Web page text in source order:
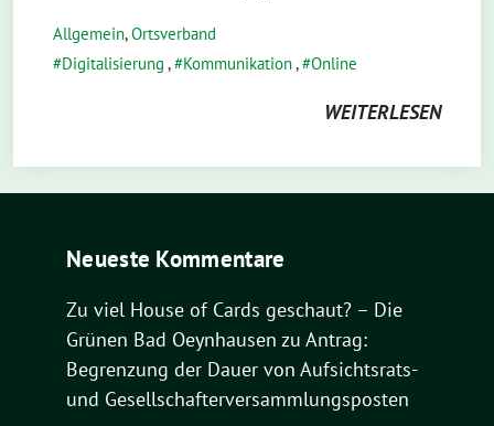
Allgemein,Ortsverband
Digitalisierung , Kommunikation, Online
WEITERLESEN
Neueste Kommentare
Zu viel House of Cards geschaut? – Die
Grünen Bad Oeynhausen zu Antrag:
Begrenzung der Dauer von Aufsichtsrats-
und Gesellschafterversammlungsposten